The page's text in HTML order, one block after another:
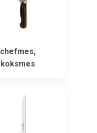
chefmes,
koksmes